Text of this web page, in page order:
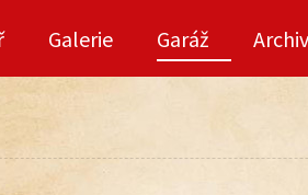
Galerie Garáž